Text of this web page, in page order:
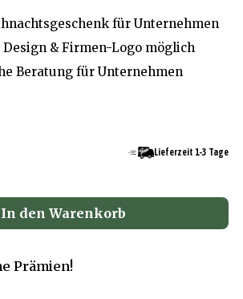
für Unternehmen
& Firmen-Logo möglich
Beratung für Unternehmen
Lieferzeit 1-3 Tage
In den Warenkorb
Prämien!